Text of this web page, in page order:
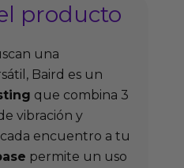
producto
una
Baird es un
que combina 3
vibración y
encuentro a tu
permite un uso